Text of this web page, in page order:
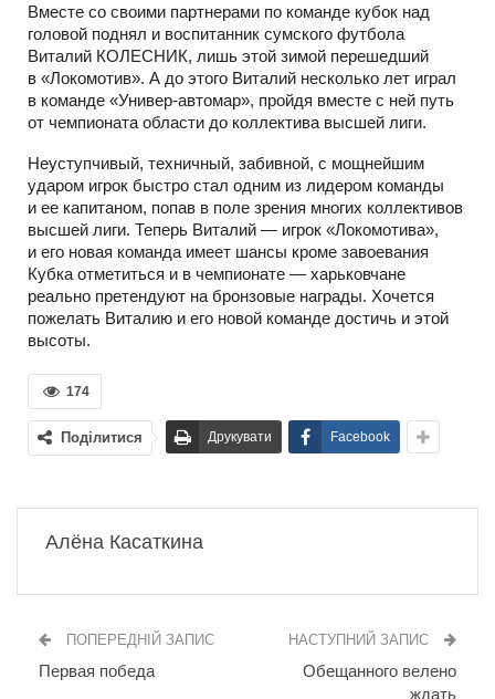
Вместе со своими партнерами по команде кубок над
головой поднял и воспитанник сумского футбола
Виталий КОЛЕСНИК, лишь этой зимой перешедший
в «Локомотив». А до этого Виталий несколько лет играл
в команде «Универ-автомар», пройдя вместе с ней путь
от чемпионата области до коллектива высшей лиги.
Неуступчивый, техничный, забивной, с мощнейшим
ударом игрок быстро стал одним из лидером команды
и ее капитаном, попав в поле зрения многих коллективов
высшей лиги. Теперь Виталий — игрок «Локомотива»,
и его новая команда имеет шансы кроме завоевания
Кубка отметиться и в чемпионате — харьковчане
реально претендуют на бронзовые награды. Хочется
пожелать Виталию и его новой команде достичь и этой
высоты.
174
Поділитися Друкувати Facebook
Алёна Касаткина
ПОПЕРЕДНІЙ ЗАПИС
Первая победа
НАСТУПНИЙ ЗАПИС
Обещанного велено
ждать